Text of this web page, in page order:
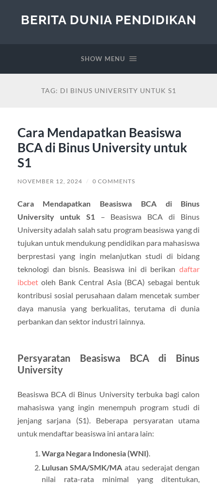
BERITA DUNIA PENDIDIKAN
SHOW MENU
TAG: DI BINUS UNIVERSITY UNTUK S1
Cara Mendapatkan Beasiswa
BCA di Binus University untuk
S1
NOVEMBER 12, 2024 / 0 COMMENTS
Cara Mendapatkan Beasiswa BCA di Binus
University untuk S1 – Beasiswa BCA di Binus
University adalah salah satu program beasiswa yang di
tujukan untuk mendukung pendidikan para mahasiswa
berprestasi yang ingin melanjutkan studi di bidang
teknologi dan bisnis. Beasiswa ini di berikandaftar
ibcbetoleh Bank Central Asia (BCA) sebagai bentuk
kontribusi sosial perusahaan dalam mencetak sumber
daya manusia yang berkualitas, terutama di dunia
perbankan dan sektor industri lainnya.
Persyaratan Beasiswa BCA di Binus
University
Beasiswa BCA di Binus University terbuka bagi calon
mahasiswa yang ingin menempuh program studi di
jenjang sarjana (S1). Beberapa persyaratan utama
untuk mendaftar beasiswa ini antara lain:
Warga Negara Indonesia (WNI)
Lulusan SMA/SMK/MA atau sederajat dengan
nilai rata-rata minimal yang ditentukan,